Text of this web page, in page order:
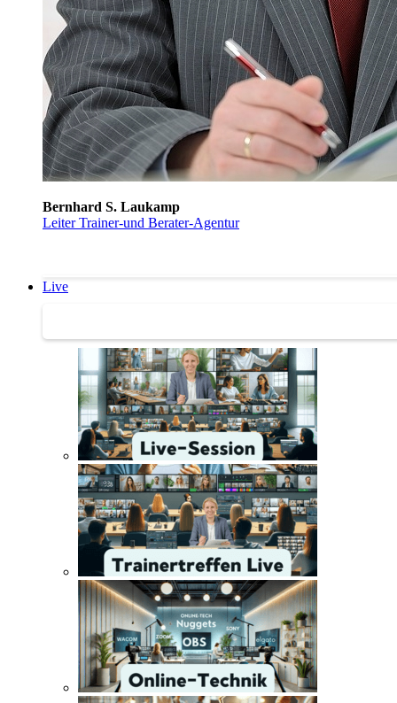
Bernhard S. Laukamp
Leiter Trainer-und Berater-Agentur
Live